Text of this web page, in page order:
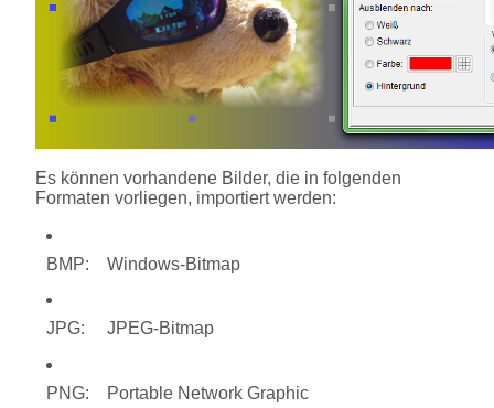
Es können vorhandene Bilder, die in folgenden
Formaten vorliegen, importiert werden:
BMP: Windows-Bitmap
JPG: JPEG-Bitmap
PNG: Portable Network Graphic